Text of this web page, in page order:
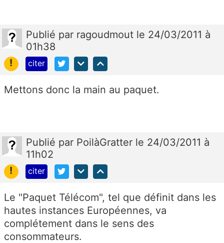
Publié par ragoudmout le 24/03/2011 à
01h38
!
citer
Mettons donc la main au paquet.
Publié par PoilàGratter le 24/03/2011 à
11h02
!
citer
Le "Paquet Télécom", tel que définit dans les
hautes instances Européennes, va
complétement dans le sens des
consommateurs.